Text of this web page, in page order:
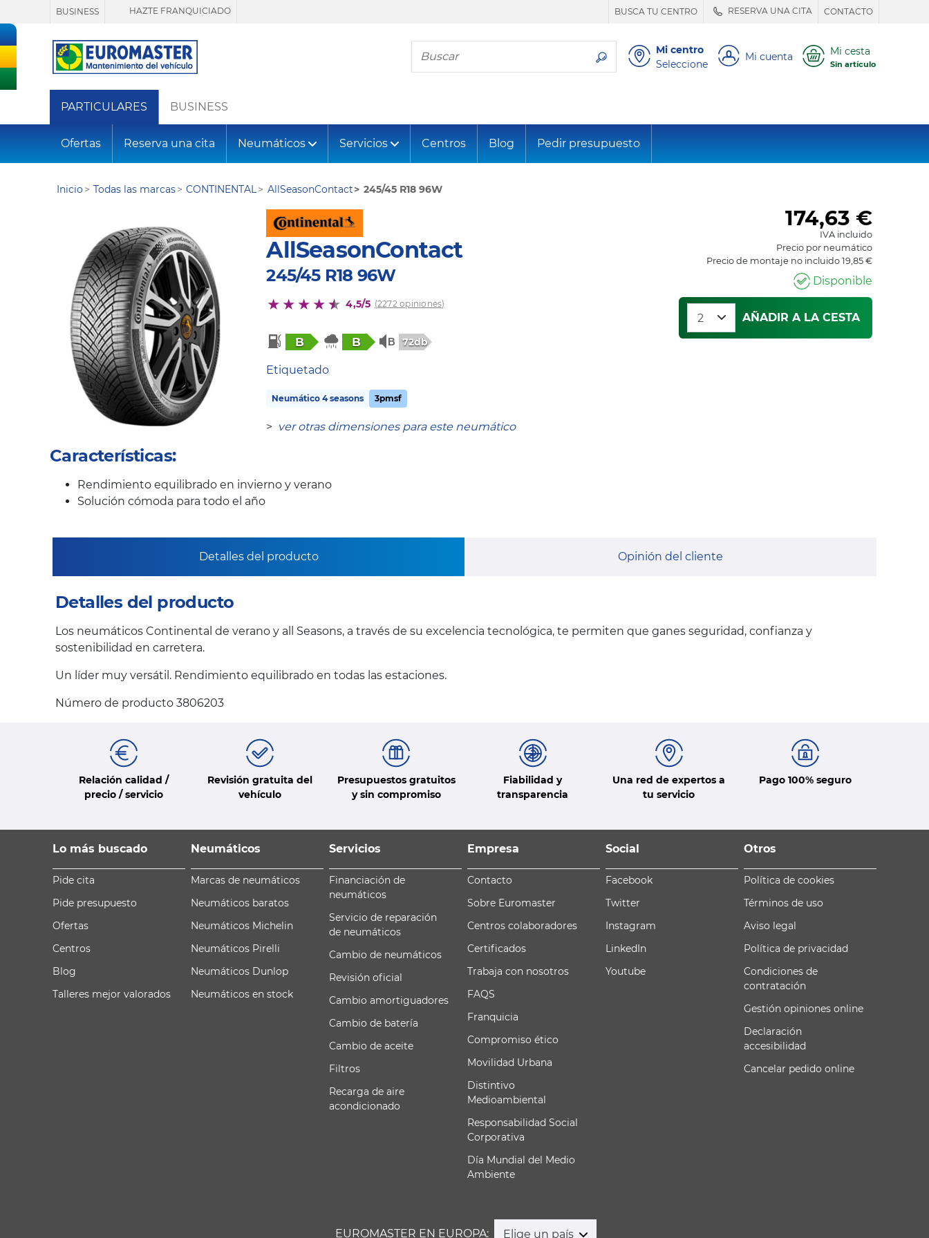
BUSINESS HAZTE FRANQUICIADO BUSCA TU CENTRO RESERVA UNA CITA CONTACTO
Busca tu neumático
Mi centro
Seleccione
Mi cuenta Mi cesta
Sin artículo
PARTICULARES BUSINESS
Ofertas Reserva una cita Neumáticos Servicios Centros Blog Pedir presupuesto
Inicio Todas las marcas CONTINENTAL AllSeasonContact 245/45 R18 96W
AllSeasonContact
245/45 R18 96W
4,5/5 (2272 opiniones)
B B 72db
Etiquetado
Neumático 4 seasons 3pmsf
> ver otras dimensiones para este neumático
174,63 €
IVA incluido
Precio por neumático
Precio de montaje no incluido 19,85 €
Disponible
AÑADIR A LA CESTA
Características:
Rendimiento equilibrado en invierno y verano
Solución cómoda para todo el año
Detalles del producto Opinión del cliente
Detalles del producto
Los neumáticos Continental de verano y all Seasons, a través de su excelencia tecnológica, te permiten que ganes seguridad, confianza y
sostenibilidad en carretera.
Un líder muy versátil. Rendimiento equilibrado en todas las estaciones.
Número de producto 3806203
Relación calidad /
precio / servicio
Revisión gratuita del
vehículo
Presupuestos gratuitos
y sin compromiso
Fiabilidad y
transparencia
Una red de expertos a
tu servicio
Pago 100% seguro
Lo más buscado
Pide cita
Pide presupuesto
Ofertas
Centros
Blog
Talleres mejor valorados
Neumáticos
Marcas de neumáticos
Neumáticos baratos
Neumáticos Michelin
Neumáticos Pirelli
Neumáticos Dunlop
Neumáticos en stock
Servicios
Financiación de
neumáticos
Servicio de reparación
de neumáticos
Cambio de neumáticos
Revisión oficial
Cambio amortiguadores
Cambio de batería
Cambio de aceite
Filtros
Recarga de aire
acondicionado
Empresa
Contacto
Sobre Euromaster
Centros colaboradores
Certificados
Trabaja con nosotros
FAQS
Franquicia
Compromiso ético
Movilidad Urbana
Distintivo
Medioambiental
Responsabilidad Social
Corporativa
Día Mundial del Medio
Ambiente
Social
Facebook
Twitter
Instagram
LinkedIn
Youtube
Otros
Política de cookies
Términos de uso
Aviso legal
Política de privacidad
Condiciones de
contratación
Gestión opiniones online
Declaración
accesibilidad
Cancelar pedido online
EUROMASTER EN EUROPA: Elige un país